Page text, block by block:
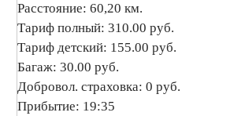
Расстояние: 60,20 км.
Тариф полный: 310.00 руб.
Тариф детский: 155.00 руб.
Багаж: 30.00 руб.
Добровол. страховка: 0 руб.
Прибытие: 19:35